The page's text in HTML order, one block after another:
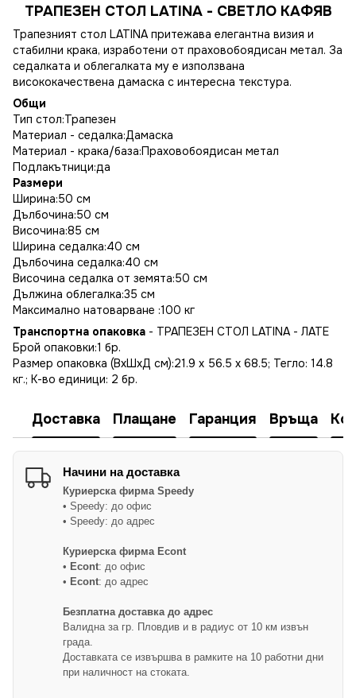
ТРАПЕЗЕН СТОЛ LATINA - СВЕТЛО КАФЯВ
Трапезният стол LATINA притежава елегантна визия и
стабилни крака, изработени от праховобоядисан метал. За
седалката и облегалката му е използвана
висококачествена дамаска с интересна текстура.
Общи
Тип стол:Трапезен
Материал - седалка:Дамаска
Материал - крака/база:Праховобоядисан метал
Подлакътници:да
Размери
Ширина:50 см
Дълбочина:50 см
Височина:85 см
Ширина седалка:40 см
Дълбочина седалка:40 см
Височина седалка от земята:50 см
Дължина облегалка:35 см
Максимално натоварване :100 кг
Транспортна опаковка - ТРАПЕЗЕН СТОЛ LATINA - ЛАТЕ
Брой опаковки:1 бр.
Размер опаковка (ВхШхД см):21.9 x 56.5 x 68.5; Тегло: 14.8
кг.; К-во единици: 2 бр.
Доставка Плащане Гаранция Връща
Начини на доставка
Куриерска фирма Speedy
• Speedy: до офис
• Speedy: до адрес
Куриерска фирма Econt
• Econt: до офис
• Econt: до адрес
Безплатна доставка до адрес
Валидна за гр. Пловдив и в радиус от 10 км извън
града.
Доставката се извършва в рамките на 10 работни дни
при наличност на стоката.